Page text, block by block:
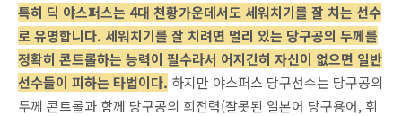
특히 딕 야스퍼스는 4대 천황가운데서도 세워치기를 잘 치는 선수
로 유명합니다. 세워치기를 잘 치려면 멀리 있는 당구공의 두께를
정확히 콘트롤하는 능력이 필수라서 어지간히 자신이 없으면 일반
선수들이 피하는 타법이다. 하지만 야스퍼스 당구선수는 당구공의
두께 콘트롤과 함께 당구공의 회전력(잘못된 일본어 당구용어, 휘